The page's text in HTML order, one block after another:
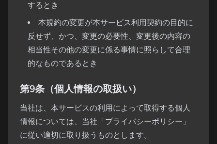
するとき
本規約の変更が本サービス利用契約の目的に
反せず、かつ、変更の必要性、変更後の内容の
相当性その他の変更に係る事情に照らして合理
的なものであるとき
第9条（個人情報の取扱い）
当社は、本サービスの利用によって取得する個人
情報については、当社「プライバシーポリシー」
に従い適切に取り扱うものとします。